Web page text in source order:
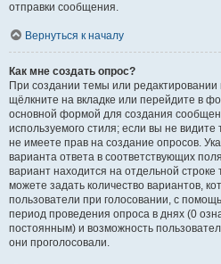
отправки сообщения.
Вернуться к началу
Как мне создать опрос?
При создании темы или
щёлкните на вкладке или перейдите в
основной формой для создания
используемого стиля; если вы не
не имеете прав на создание опросов.
варианта ответа в соответствующих
вариант находится на отдельной строке
можете задать количество вариантов,
пользователи при голосовании, с
период проведения опроса в днях (0
постоянным) и возможность
они проголосовали.